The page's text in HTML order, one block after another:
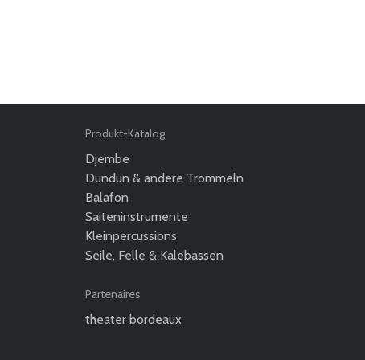
Produkt-Katalog
Djembe
Dundun & andere Trommeln
Balafon
Saiteninstrumente
Kleinpercussions
Seile, Felle & Kalebassen
Partenaires
theater bordeaux